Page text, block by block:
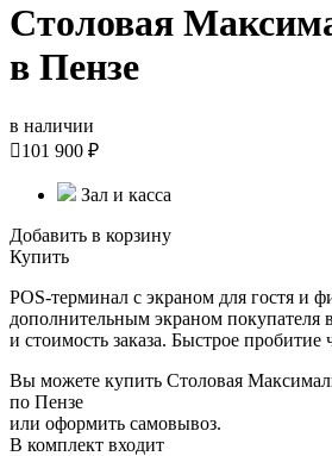
Столовая
в Пензе
в наличии
101 900 ₽
Зал и касса
Добавить в корзину
Купить
POS-терминал с экраном для гостя и
дополнительным экраном
и стоимость заказа. Быстрое
Вы можете купить Столовая
по Пензе
или оформить самовывоз.
В комплект входит